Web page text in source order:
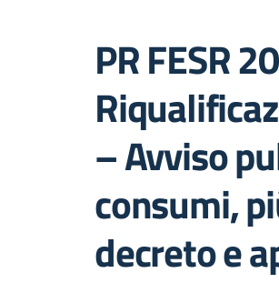
PR FESR
– Avviso
consumi,
decreto e